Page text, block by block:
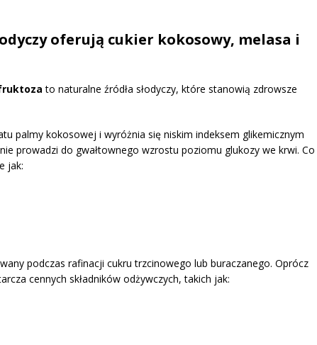
oferują cukier kokosowy, melasa i
to naturalne źródła słodyczy, które stanowią zdrowsze
palmy kokosowej i wyróżnia się niskim indeksem glikemicznym
prowadzi do gwałtownego wzrostu poziomu glukozy we krwi. Co
jak:
podczas rafinacji cukru trzcinowego lub buraczanego. Oprócz
cennych składników odżywczych, takich jak: